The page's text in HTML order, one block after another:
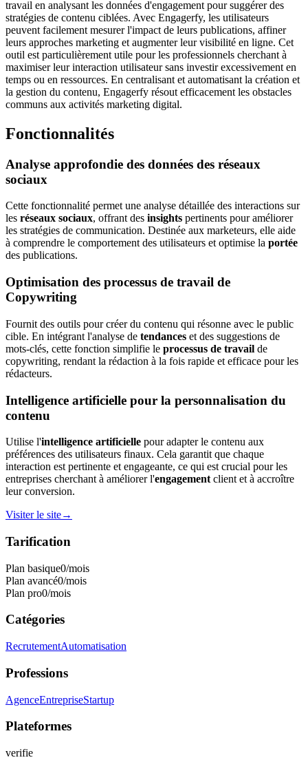
travail en analysant les données d'engagement pour suggérer des
stratégies de contenu ciblées. Avec Engagerfy, les utilisateurs
peuvent facilement mesurer l'impact de leurs publications, affiner
leurs approches marketing et augmenter leur visibilité en ligne. Cet
outil est particulièrement utile pour les professionnels cherchant à
maximiser leur interaction utilisateur sans investir excessivement en
temps ou en ressources. En centralisant et automatisant la création et
la gestion du contenu, Engagerfy résout efficacement les obstacles
communs aux activités marketing digital.
Fonctionnalités
Analyse approfondie des données des réseaux
sociaux
Cette fonctionnalité permet une analyse détaillée des interactions sur
les réseaux sociaux, offrant des insights pertinents pour améliorer
les stratégies de communication. Destinée aux marketeurs, elle aide
à comprendre le comportement des utilisateurs et optimise la portée
des publications.
Optimisation des processus de travail de
Copywriting
Fournit des outils pour créer du contenu qui résonne avec le public
cible. En intégrant l'analyse de tendances et des suggestions de
mots-clés, cette fonction simplifie le processus de travail de
copywriting, rendant la rédaction à la fois rapide et efficace pour les
rédacteurs.
Intelligence artificielle pour la personnalisation du
contenu
Utilise l'intelligence artificielle pour adapter le contenu aux
préférences des utilisateurs finaux. Cela garantit que chaque
interaction est pertinente et engageante, ce qui est crucial pour les
entreprises cherchant à améliorer l'engagement client et à accroître
leur conversion.
Visiter le site→
Tarification
Plan basique0/mois
Plan avancé0/mois
Plan pro0/mois
Catégories
RecrutementAutomatisation
Professions
AgenceEntrepriseStartup
Plateformes
verifie